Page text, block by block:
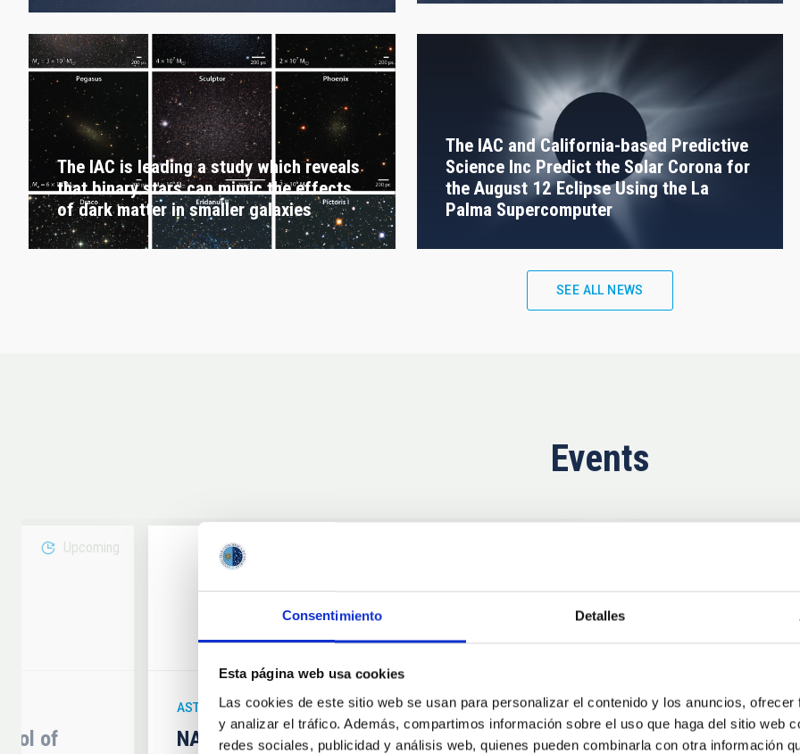
Consentimiento Detalles
Esta página web usa cookies
Las cookies de este sitio web se usan para personalizar el contenido y los anuncios,
y analizar el tráfico. Además, compartimos información sobre el uso que haga del sitio web
redes sociales, publicidad y análisis web, quienes pueden combinarla con otra información
The IAC is leading a study which reveals
that binary stars can mimic the effects
of dark matter in smaller galaxies
The IAC and California-based Predictive
Science Inc Predict the Solar Corona for
the August 12 Eclipse Using the La
Palma Supercomputer
SEE ALL NEWS
Events
Upcoming
of
08
AUG 26
11
AUG 26
ASTRONOMICAL EVENT
NATE en Palencia - Eclipse Agosto 2026
10
CONFERENCE
Substellar